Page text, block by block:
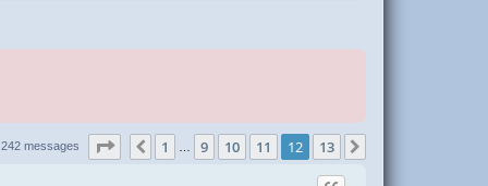
242 messages Page 12 sur 13
Précédente
1 9 10 11 12 13